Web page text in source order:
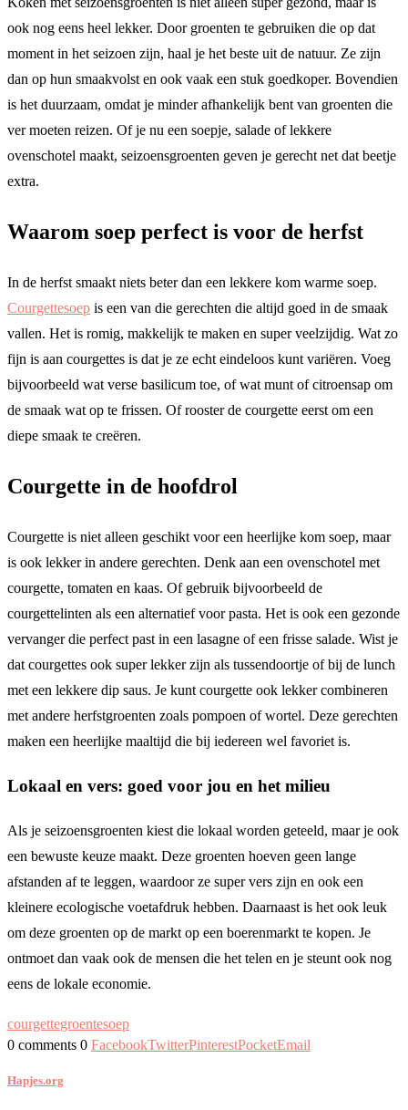
ook nog eens heel lekker. Door groenten te gebruiken die op dat
moment in het seizoen zijn, haal je het beste uit de natuur. Ze zijn
dan op hun smaakvolst en ook vaak een stuk goedkoper. Bovendien
is het duurzaam, omdat je minder afhankelijk bent van groenten die
ver moeten reizen. Of je nu een soepje, salade of lekkere
ovenschotel maakt, seizoensgroenten geven je gerecht net dat beetje
extra.
Waarom soep perfect is voor de herfst
In de herfst smaakt niets beter dan een lekkere kom warme soep.
Courgettesoep is een van die gerechten die altijd goed in de smaak
vallen. Het is romig, makkelijk te maken en super veelzijdig. Wat zo
fijn is aan courgettes is dat je ze echt eindeloos kunt variëren. Voeg
bijvoorbeeld wat verse basilicum toe, of wat munt of citroensap om
de smaak wat op te frissen. Of rooster de courgette eerst om een
diepe smaak te creëren.
Courgette in de hoofdrol
Courgette is niet alleen geschikt voor een heerlijke kom soep, maar
is ook lekker in andere gerechten. Denk aan een ovenschotel met
courgette, tomaten en kaas. Of gebruik bijvoorbeeld de
courgettelinten als een alternatief voor pasta. Het is ook een gezonde
vervanger die perfect past in een lasagne of een frisse salade. Wist je
dat courgettes ook super lekker zijn als tussendoortje of bij de lunch
met een lekkere dip saus. Je kunt courgette ook lekker combineren
met andere herfstgroenten zoals pompoen of wortel. Deze gerechten
maken een heerlijke maaltijd die bij iedereen wel favoriet is.
Lokaal en vers: goed voor jou en het milieu
Als je seizoensgroenten kiest die lokaal worden geteeld, maar je ook
een bewuste keuze maakt. Deze groenten hoeven geen lange
afstanden af te leggen, waardoor ze super vers zijn en ook een
kleinere ecologische voetafdruk hebben. Daarnaast is het ook leuk
om deze groenten op de markt op een boerenmarkt te kopen. Je
ontmoet dan vaak ook de mensen die het telen en je steunt ook nog
eens de lokale economie.
courgettegroentesoep
0 comments 0 FacebookTwitterPinterestPocketEmail
Hapjes.org